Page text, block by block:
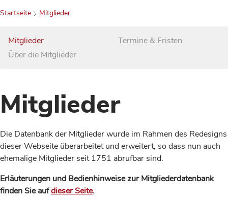
Startseite Mitglieder
Mitglieder
Über die Mitglieder
Termine & Fristen
Mitglieder
Die Datenbank der Mitglieder wurde im Rahmen des Redesigns
dieser Webseite überarbeitet und erweitert, so dass nun auch
ehemalige Mitglieder seit 1751 abrufbar sind.
Erläuterungen und Bedienhinweise zur Mitgliederdatenbank
finden Sie aufdieser Seite.